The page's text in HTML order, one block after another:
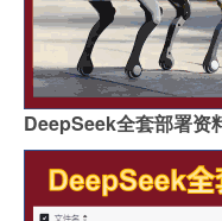
DeepSeek全套部署资